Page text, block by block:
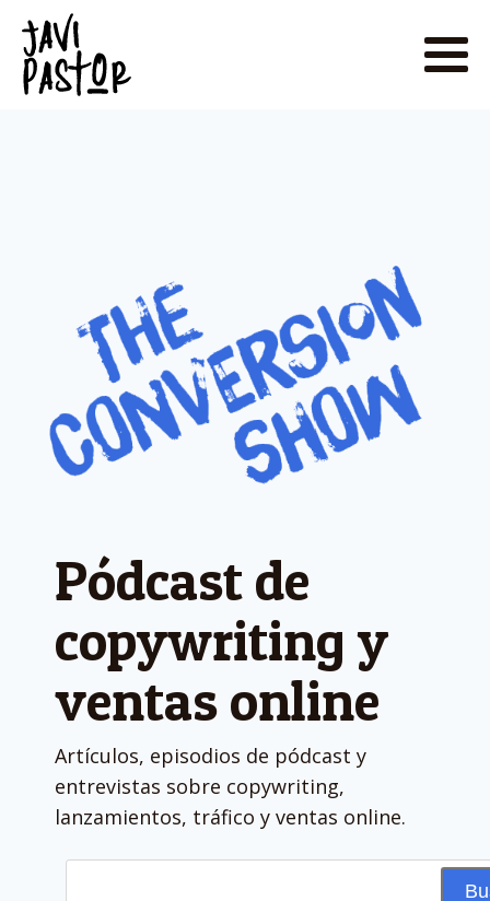
Pódcast de
copywriting y
ventas online
Artículos, episodios de pódcast y
entrevistas sobre copywriting,
lanzamientos, tráfico y ventas online.